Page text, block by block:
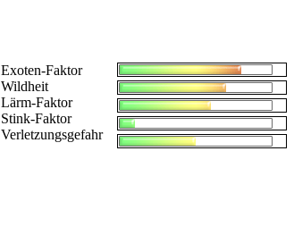
Exoten-Faktor
Wildheit
Lärm-Faktor
Stink-Faktor
Verletzungsgefahr